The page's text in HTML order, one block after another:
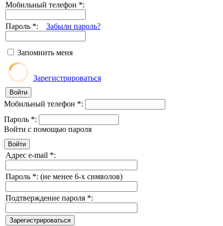
Мобильный телефон *:
Пароль *: Забыли пароль?
Запомнить меня
Зарегистрироваться
Мобильный телефон *:
Пароль *:
Войти с помощью пароля
Адрес e-mail *:
Пароль *: (не менее 6-х символов)
Подтверждение пароля *: